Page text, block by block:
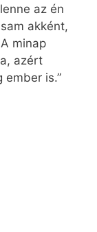
az én
akként,
minap
azért
is.”